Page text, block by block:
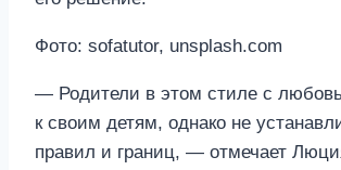
Фото: sofatutor, unsplash.com
— Родители в этом стиле с
к своим детям, однако не
правил и границ, — отмечает